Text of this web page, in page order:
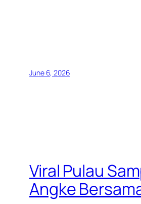
June 6, 2026
Viral Pulau
Angke